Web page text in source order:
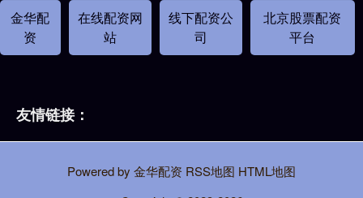
金华配
资
在线配资网
站
线下配资公
司
北京股票配资
平台
友情链接：
Powered by 金华配资 RSS地图 HTML地图